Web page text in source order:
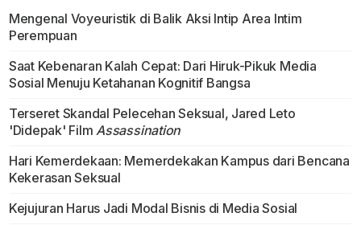
Mengenal Voyeuristik di Balik Aksi Intip Area Intim
Perempuan
Saat Kebenaran Kalah Cepat: Dari Hiruk-Pikuk Media
Sosial Menuju Ketahanan Kognitif Bangsa
Terseret Skandal Pelecehan Seksual, Jared Leto
'Didepak' Film Assassination
Hari Kemerdekaan: Memerdekakan Kampus dari Bencana
Kekerasan Seksual
Kejujuran Harus Jadi Modal Bisnis di Media Sosial